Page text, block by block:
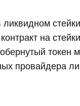
на
токен
провайдера